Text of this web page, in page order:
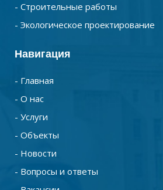
- Строительные работы
- Экологическое проектирование
Навигация
- Главная
- О нас
- Услуги
- Объекты
- Новости
- Вопросы и ответы